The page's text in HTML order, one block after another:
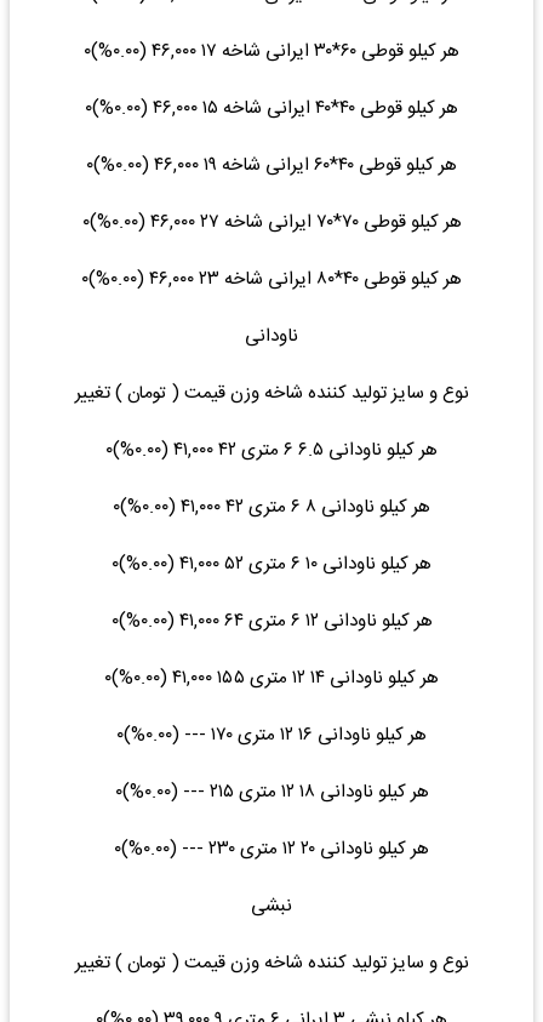
هر کیلو قوطی ۶۰*۳۰ ایرانی شاخه ۱۷ ۴۶,۰۰۰ (۰.۰۰%)۰
هر کیلو قوطی ۴۰*۴۰ ایرانی شاخه ۱۵ ۴۶,۰۰۰ (۰.۰۰%)۰
هر کیلو قوطی ۴۰*۶۰ ایرانی شاخه ۱۹ ۴۶,۰۰۰ (۰.۰۰%)۰
هر کیلو قوطی ۷۰*۷۰ ایرانی شاخه ۲۷ ۴۶,۰۰۰ (۰.۰۰%)۰
هر کیلو قوطی ۴۰*۸۰ ایرانی شاخه ۲۳ ۴۶,۰۰۰ (۰.۰۰%)۰
ناودانی
نوع و سایز تولید کننده شاخه وزن قیمت ( تومان ) تغییر
هر کیلو ناودانی ۶.۵ ۶ متری ۴۲ ۴۱,۰۰۰ (۰.۰۰%)۰
هر کیلو ناودانی ۸ ۶ متری ۴۲ ۴۱,۰۰۰ (۰.۰۰%)۰
هر کیلو ناودانی ۱۰ ۶ متری ۵۲ ۴۱,۰۰۰ (۰.۰۰%)۰
هر کیلو ناودانی ۱۲ ۶ متری ۶۴ ۴۱,۰۰۰ (۰.۰۰%)۰
هر کیلو ناودانی ۱۴ ۱۲ متری ۱۵۵ ۴۱,۰۰۰ (۰.۰۰%)۰
هر کیلو ناودانی ۱۶ ۱۲ متری ۱۷۰ --- (۰.۰۰%)۰
هر کیلو ناودانی ۱۸ ۱۲ متری ۲۱۵ --- (۰.۰۰%)۰
هر کیلو ناودانی ۲۰ ۱۲ متری ۲۳۰ --- (۰.۰۰%)۰
نبشی
نوع و سایز تولید کننده شاخه وزن قیمت ( تومان ) تغییر